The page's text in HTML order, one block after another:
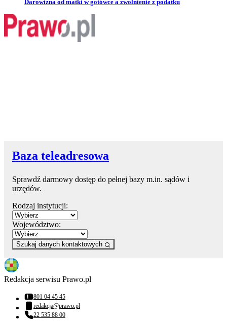
Darowizna od matki w gotówce a zwolnienie z podatku
Baza teleadresowa
Sprawdź darmowy dostęp do pełnej bazy m.in. sądów i
urzędów.
Rodzaj instytucji:
Województwo:
Szukaj danych kontaktowych
Redakcja serwisu Prawo.pl
Numer telefonu:
801 04 45 45
Adres email:
redakcja@prawo.pl
Numer telefonu:
22 535 88 00